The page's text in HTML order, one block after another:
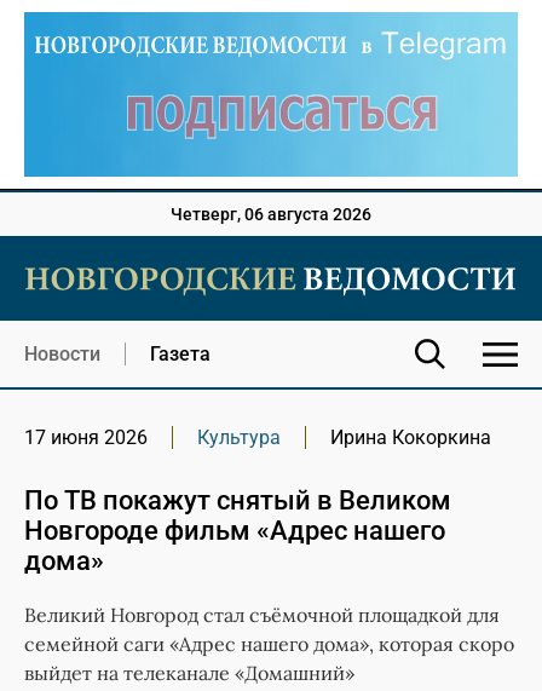
Четверг, 06 августа 2026
Новости Газета
17 июня 2026 Культура Ирина Кокоркина
По ТВ покажут снятый в Великом
Новгороде фильм «Адрес нашего
дома»
Великий Новгород стал съёмочной площадкой для
семейной саги «Адрес нашего дома», которая скоро
выйдет на телеканале «Домашний»